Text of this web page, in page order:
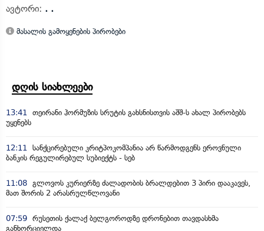
ავტორი: . .
მასალის გამოყენების პირობები
დღის სიახლეები
13:41 თეირანი ჰორმუზის სრუტის გახსნისთვის აშშ-ს ახალ პირობებს
უყენებს
12:11 სანქცირებული კრიტპოკომპანია არ წარმოდგენს ეროვნული
ბანკის რეგულირებულ სუბიექტს - სებ
11:08 გლოვოს კურიერზე ძალადობის ბრალდებით 3 პირი დააკავეს,
მათ შორის 2 არასრულწლოვანი
07:59 რუსეთის ქალაქ ბელგოროდზე დრონებით თავდასხმა
განხორციელდა